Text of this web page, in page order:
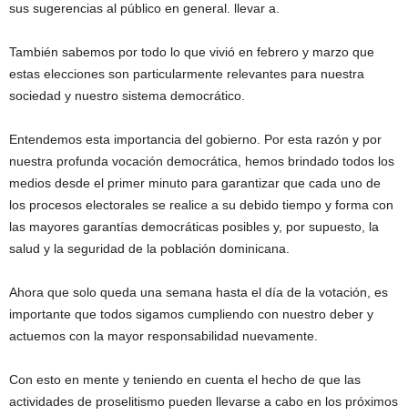
sus sugerencias al público en general. llevar a.
También sabemos por todo lo que vivió en febrero y marzo que
estas elecciones son particularmente relevantes para nuestra
sociedad y nuestro sistema democrático.
Entendemos esta importancia del gobierno. Por esta razón y por
nuestra profunda vocación democrática, hemos brindado todos los
medios desde el primer minuto para garantizar que cada uno de
los procesos electorales se realice a su debido tiempo y forma con
las mayores garantías democráticas posibles y, por supuesto, la
salud y la seguridad de la población dominicana.
Ahora que solo queda una semana hasta el día de la votación, es
importante que todos sigamos cumpliendo con nuestro deber y
actuemos con la mayor responsabilidad nuevamente.
Con esto en mente y teniendo en cuenta el hecho de que las
actividades de proselitismo pueden llevarse a cabo en los próximos